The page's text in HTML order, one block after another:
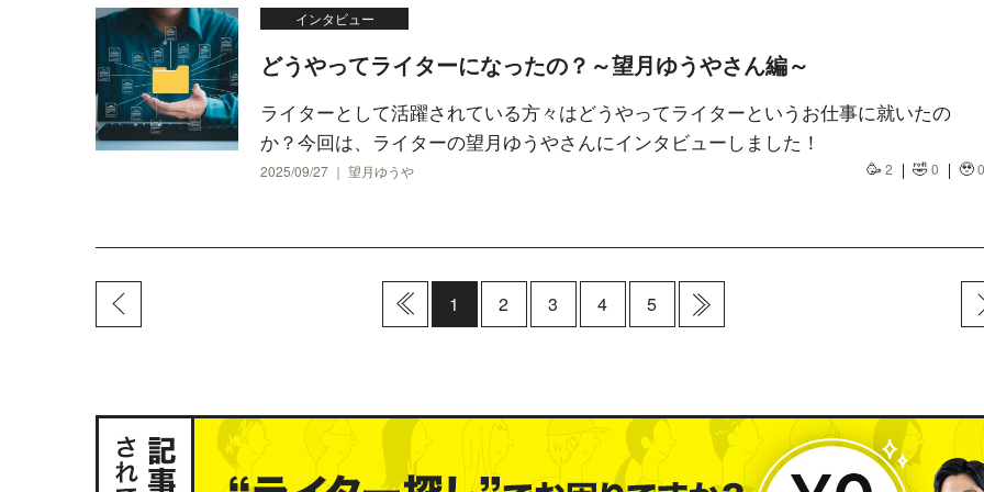
インタビュー
どうやってライターになったの？～望月ゆうやさん編～
ライターとして活躍されている方々はどうやってライターというお仕事に就いたの
か？今回は、ライターの望月ゆうやさんにインタビューしました！
2025/09/27 ｜ 望月ゆうや 🥳 2 🤣0 🥹0
1 2 3 4 5